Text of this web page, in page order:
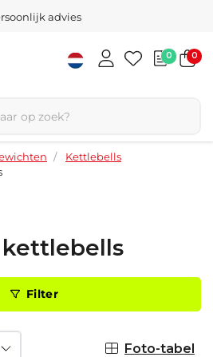
advies
0 0
Kettlebells
Filter
Foto-tabel